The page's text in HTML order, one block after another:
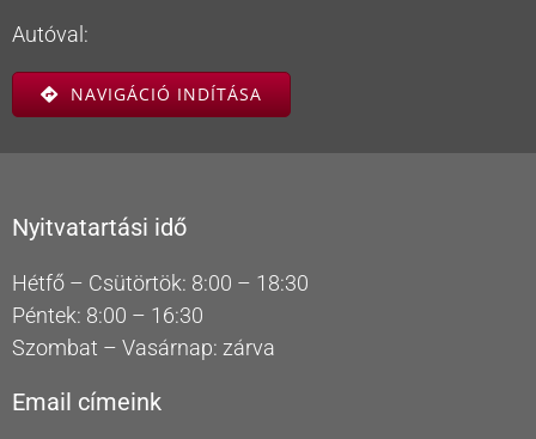
Autóval:
NAVIGÁCIÓ INDÍTÁSA
Nyitvatartási idő
Hétfő – Csütörtök: 8:00 – 18:30
Péntek: 8:00 – 16:30
Szombat – Vasárnap: zárva
Email címeink